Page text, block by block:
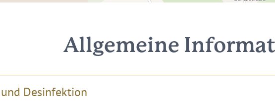
Allgemeine
Desinfektion